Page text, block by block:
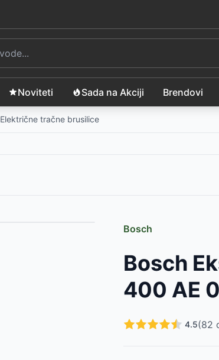
Noviteti Sada na Akciji Brendovi
Električne tračne brusilice
Bosch
Bosch
400 AE
4.5(82